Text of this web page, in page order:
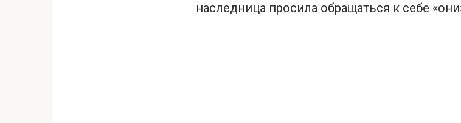
наследница просила обращаться к себе